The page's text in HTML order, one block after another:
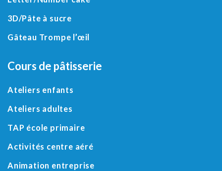
3D/Pâte à sucre
Gâteau Trompe l’œil
Cours de pâtisserie
Ateliers enfants
Ateliers adultes
TAP école primaire
Activités centre aéré
Animation entreprise